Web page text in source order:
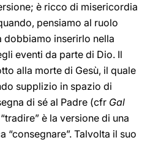
è ricco di misericordia
pensiamo al ruolo
dobbiamo inserirlo nella
eventi da parte di Dio. Il
alla morte di Gesù, il quale
supplizio in spazio di
di sé al Padre (cfr Gal
è la versione di una
“consegnare”. Talvolta il suo